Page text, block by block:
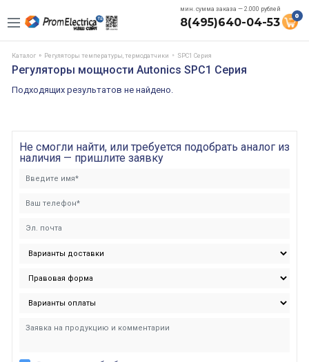
мин. сумма заказа — 2.000 рублей
8(495)640-04-53 0
Каталог Регуляторы температуры, термодатчики SPC1 Серия
Регуляторы мощности Autonics SPC1 Серия
Подходящих результатов не найдено.
Не смогли найти, или требуется подобрать аналог из
наличия — пришлите заявку